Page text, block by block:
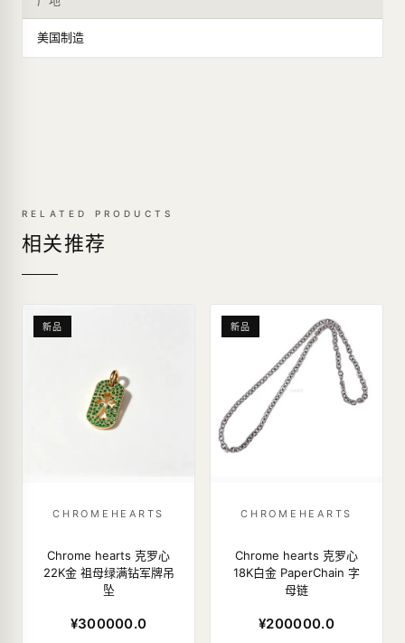
美国制造
RELATED PRODUCTS
相关推荐
新品
CHROMEHEARTS
Chrome hearts 克罗心
22K金 祖母绿满钻军牌吊
坠
¥300000.0
新品
CHROMEHEARTS
Chrome hearts 克罗心
18K白金 PaperChain 字
母链
¥200000.0